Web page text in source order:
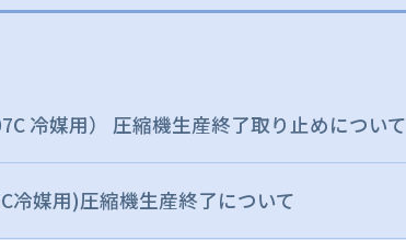
冷媒用） 圧縮機生産終了取り止めについて
冷媒用)圧縮機生産終了について